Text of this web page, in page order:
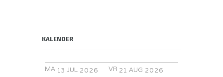
KALENDER
MA 13 JUL 2026 VR 21 AUG 2026